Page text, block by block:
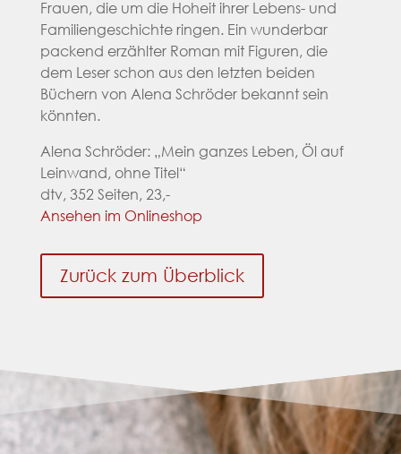
Frauen, die um die Hoheit ihrer Lebens- und
Familiengeschichte ringen. Ein wunderbar
packend erzählter Roman mit Figuren, die
dem Leser schon aus den letzten beiden
Büchern von Alena Schröder bekannt sein
könnten.
Alena Schröder: „Mein ganzes Leben, Öl auf
Leinwand, ohne Titel“
dtv, 352 Seiten, 23,-
Ansehen im Onlineshop
Zurück zum Überblick